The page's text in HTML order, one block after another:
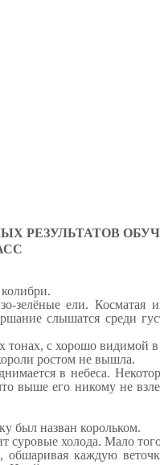
РЕЗУЛЬТАТОВ
ели. Косматая
слышатся среди
с хорошо видимой
ростом не вышла.
в небеса.
выше его никому не
был назван корольком.
холода. Мало
каждую